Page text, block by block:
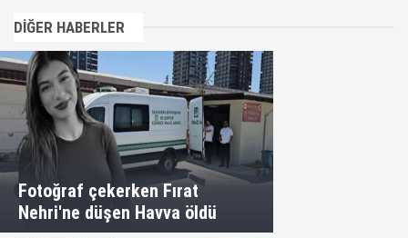
DİĞER HABERLER
Fotoğraf çekerken Fırat
Nehri'ne düşen Havva öldü